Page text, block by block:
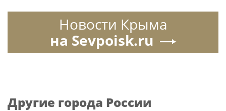
Новости Крыма
на Sevpoisk.ru
Другие города России